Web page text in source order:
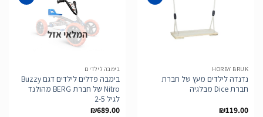
HORBY BRUK
נדנדה לילדים מעץ של חברת
חברת Dice מבלגיה
₪119.00
המלאי אזל
בימבה לילדים
בימבה פדלים לילדים דגם Buzzy
Nitro של חברת BERG מהולנד
לגיל 2-5
₪689.00